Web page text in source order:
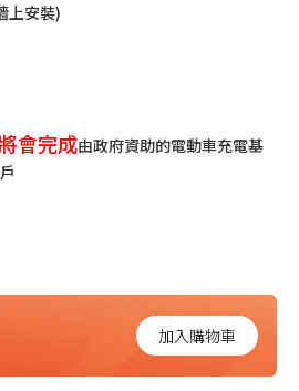
上安裝)
會完成由政府資助的電動車充電基
加入購物車